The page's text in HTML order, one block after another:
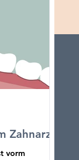
Zahnarzt
vorm